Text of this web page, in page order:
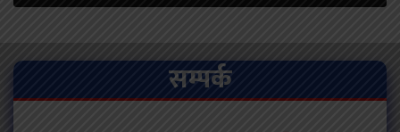
सम्पर्क